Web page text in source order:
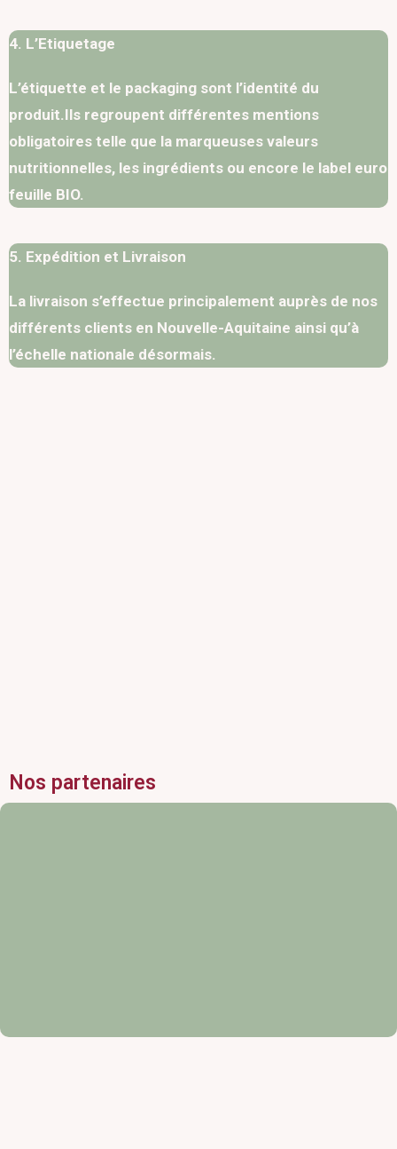
4. L’Etiquetage
L’étiquette et le packaging sont l’identité du
produit.Ils regroupent différentes mentions
obligatoires telle que la marqueuses valeurs
nutritionnelles, les ingrédients ou encore le label euro
feuille BIO.
5. Expédition et Livraison
La livraison s’effectue principalement auprès de nos
différents clients en Nouvelle-Aquitaine ainsi qu’à
l’échelle nationale désormais.
Nos partenaires